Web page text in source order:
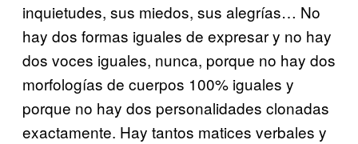
inquietudes, sus miedos, sus alegrías… No
hay dos formas iguales de expresar y no hay
dos voces iguales, nunca, porque no hay dos
morfologías de cuerpos 100% iguales y
porque no hay dos personalidades clonadas
exactamente. Hay tantos matices verbales y